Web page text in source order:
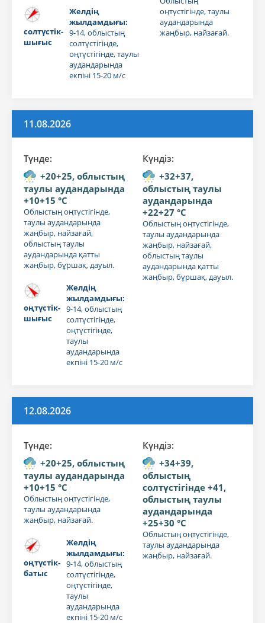
солтүстік-
шығыс
Желдің
жылдамдығы:
9-14, облыстың
солтүстігінде,
оңтүстігінде, таулы
аудандарында
екпіні 15-20 м/с
оңтүстігінде, таулы
аудандарында
жаңбыр, найзағай.
11.08.2026
Түнде:
+20+25, облыстың
таулы аудандарында
+10+15 °C
Облыстың оңтүстігінде,
таулы аудандарында
жаңбыр, найзағай,
облыстың таулы
аудандарында қатты
жаңбыр, бұршақ, дауыл.
оңтүстік-
шығыс
Желдің
жылдамдығы:
9-14, облыстың
солтүстігінде,
оңтүстігінде,
таулы
аудандарында
екпіні 15-20 м/с
Күндiз:
+32+37,
облыстың таулы
аудандарында
+22+27 °C
Облыстың оңтүстігінде,
таулы аудандарында
жаңбыр, найзағай,
облыстың таулы
аудандарында қатты
жаңбыр, бұршақ, дауыл.
12.08.2026
Түнде:
+20+25, облыстың
таулы аудандарында
+10+15 °C
Облыстың оңтүстігінде,
таулы аудандарында
жаңбыр, найзағай.
оңтүстік-
батыс
Желдің
жылдамдығы:
9-14, облыстың
солтүстігінде,
оңтүстігінде,
таулы
аудандарында
екпіні 15-20 м/с
Күндiз:
+34+39,
облыстың
солтүстігінде +41,
облыстың таулы
аудандарында
+25+30 °C
Облыстың оңтүстігінде,
таулы аудандарында
жаңбыр, найзағай.